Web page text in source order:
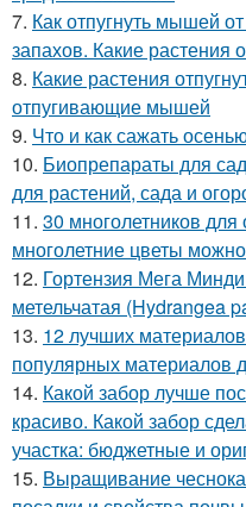
7. Как отпугнуть мышей
запахов. Какие растения
8. Какие растения
отпугивающие мышей
9. Что и как сажать
10. Биопрепараты для
для растений, сада и
11. 30 многолетников
многолетние цветы
12. Гортензия Мега
метельчатая (Hydrangea
13. 12 лучших
популярных материалов
14. Какой забор лучше
красиво. Какой забор
участка: бюджетные и
15. Выращивание